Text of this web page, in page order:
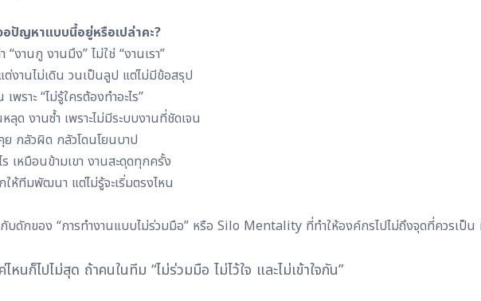
ปัญหาแบบนี้อยู่หรือเปล่าคะ?
“งานกู งานมึง” ไม่ใช่ “งานเรา”
ต่งานไม่เดิน วนเป็นลูป แต่ไม่มีข้อสรุป
พราะ “ไม่รู้ใครต้องทำอะไร”
ลุด งานซ้ำ เพราะไม่มีระบบงานที่ชัดเจน
ย กลัวผิด กลัวโดนโยนบาป
เหมือนข้ามเขา งานสะดุดทุกครั้ง
ให้ทีมพัฒนา แต่ไม่รู้จะเริ่มตรงไหน
ดักของ “การทำงานแบบไม่ร่วมมือ” หรือ Silo Mentality ที่ทำให้องค์กรไปไม่ถึงจุดที่ควรเ
หนก็ไปไม่สุด ถ้าคนในทีม “ไม่ร่วมมือ ไม่ไว้ใจ และไม่เข้าใจกัน”